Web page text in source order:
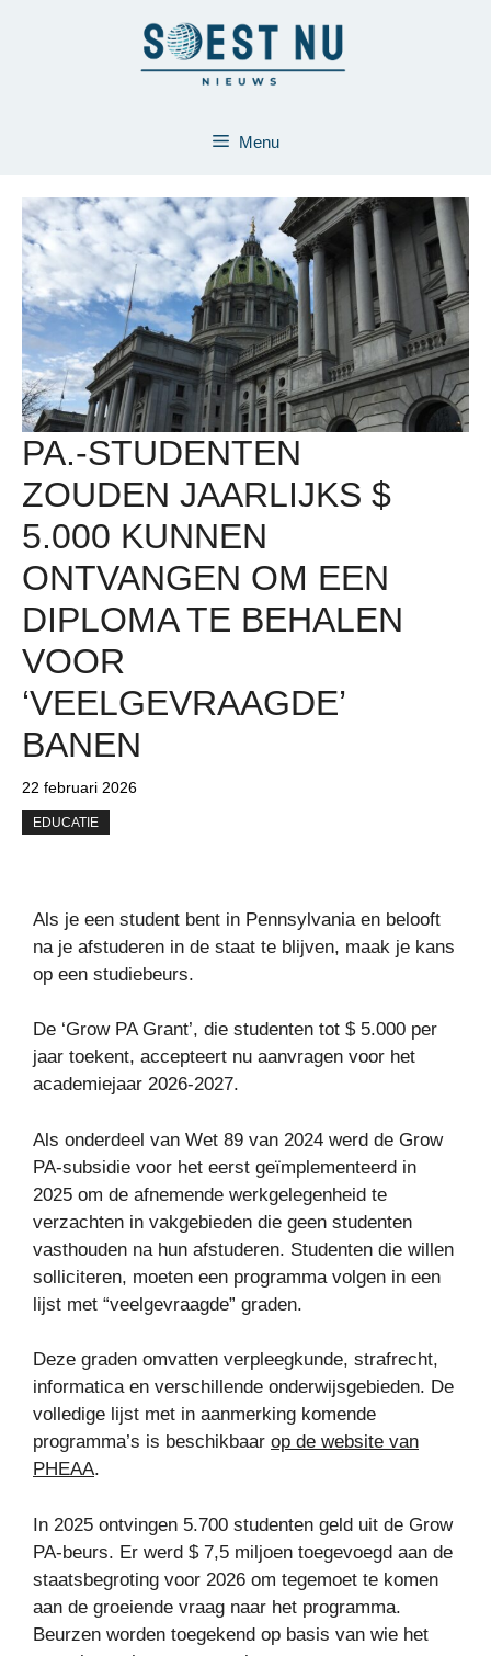
Menu
PA.-STUDENTEN
ZOUDEN JAARLIJKS $
5.000 KUNNEN
ONTVANGEN OM EEN ​​
DIPLOMA TE BEHALEN
VOOR
‘VEELGEVRAAGDE’
BANEN
22 februari 2026
EDUCATIE
Als je een student bent in Pennsylvania en belooft
na je afstuderen in de staat te blijven, maak je kans
op een studiebeurs.
De ‘Grow PA Grant’, die studenten tot $ 5.000 per
jaar toekent, accepteert nu aanvragen voor het
academiejaar 2026-2027.
Als onderdeel van Wet 89 van 2024 werd de Grow
PA-subsidie ​​voor het eerst geïmplementeerd in
2025 om de afnemende werkgelegenheid te
verzachten in vakgebieden die geen studenten
vasthouden na hun afstuderen. Studenten die willen
solliciteren, moeten een programma volgen in een
lijst met “veelgevraagde” graden.
Deze graden omvatten verpleegkunde, strafrecht,
informatica en verschillende onderwijsgebieden. De
volledige lijst met in aanmerking komende
programma’s is beschikbaar op de website van
PHEAA.
In 2025 ontvingen 5.700 studenten geld uit de Grow
PA-beurs. Er werd $ 7,5 miljoen toegevoegd aan de
staatsbegroting voor 2026 om tegemoet te komen
aan de groeiende vraag naar het programma.
Beurzen worden toegekend op basis van wie het